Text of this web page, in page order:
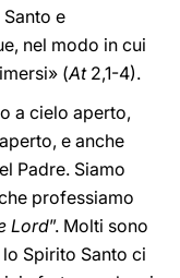
e
nel modo in cui
(At 2,1-4)‎.
a cielo aperto,
e anche
Padre. Siamo
professiamo
Lord”. Molti sono
Spirito Santo ci